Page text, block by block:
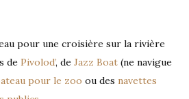
pour une croisière sur la rivière
de Pivolod’, de Jazz Boat (ne navigue
pour le zoo ou des navettes